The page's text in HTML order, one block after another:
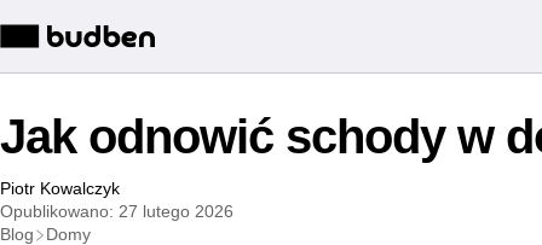
Jak odnowić schody w
Piotr Kowalczyk
Opublikowano: 27 lutego 2026
Blog
Domy